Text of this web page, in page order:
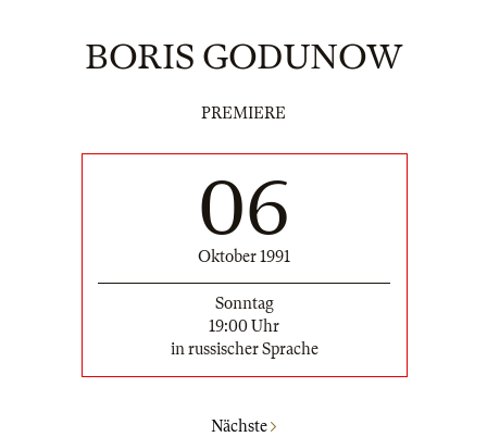
BORIS GODUNOW
PREMIERE
06
Oktober 1991
Sonntag
19:00 Uhr
in russischer Sprache
Nächste